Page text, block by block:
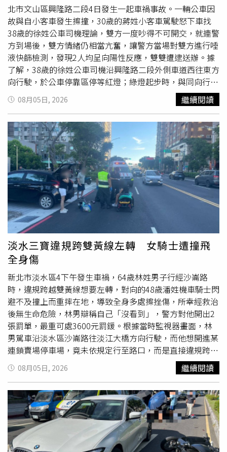
北市文山區興隆路二段4日發生一起車禍事故。一輛公車因
故與自小客車發生擦撞，30歲的蔣姓小客車駕駛怒下車找
38歲的徐姓公車司機理論，雙方一度吵得不可開交，就連警
方到場後，雙方情緒仍相當亢奮，讓警方當場對雙方進行唾
液快篩檢測，發現2人均呈向陽性反應，雙雙遭逮送辦。據
了解，38歲的徐姓公車司機沿興隆路二段外側車道西往東方
向行駛，於公車停靠區停等紅燈；綠燈起步時，與同向行駛
由30歲蔣姓男子駕駛的自小客車發生碰撞，蔣男見狀立即下
車找徐男理論，雙方直接在大街上大吵，就連警方到場後仍
無法停下對罵，讓警方察覺有異，對雙方駕駛實施毒品唾液
快篩，結果均呈現陽性反應。警方後續也依法扣車扣牌，全
案將依涉嫌違反公共危險罪移送台北地檢署偵辦。據悉，該
名公車司機自稱為服用4種減肥藥與保健食品，疑似因此才
會導致唾液快篩呈現陽性反應；而蔣男則為無照駕駛，並有
多項毒品前科，其事後也拒絕承認也吸毒情形，至於是否有
毒駕行為仍有待尿液檢測報告出爐確認。文山二分局呼籲，
毒品不僅嚴重危害身心健康，更會影響駕駛人的判斷力、反
應力與專注力，極易引發重大交通事故，嚴重威脅自身及其
他用路人生命安全。警方將持續強化毒品查緝，並對毒駕、
酒駕等危險駕駛行為採取零容忍態度，嚴格執法以維護道路
交通秩序與市民安全。
08月05日, 2026 繼續閱讀
淡水三寶違規跨雙黃線左轉 女騎士遭撞飛
全身傷
新北市淡水區4下午發生車禍，64歲林姓男子行經沙崙路
時，違規跨越雙黃線想要左轉，對向的48歲潘姓機車騎士閃
避不及撞上而重摔在地，導致全身多處擦挫傷，所幸經救治
後無生命危險，林男辯稱自己「沒看到」，警方對他開出2
張罰單，最重可處3600元罰鍰。根據當時監視器畫面，林
男駕車沿淡水區沙崙路往淡江大橋方向行駛，而他想開進某
連鎖賣場停車場，竟未依規定行至路口，而是直接違規跨越
雙黃線強行左轉。對向車道的潘姓女騎士閃避不及而撞上林
男車輛，潘女重摔倒地，導致全身多處擦挫傷，更險些波及
後方的2名自行車騎士，救護車趕抵後連忙為潘女緊急包紮
並送醫救治，所幸經急救後已無生命危險。警方調查確認雙
方沒有毒駕和酒駕，林男則辯稱自己「沒看到」，警方針對
林男轉彎車未禮讓直行車及跨越雙黃線部分，將依《道路交
通管理處罰條例》第48條第6項「轉彎車不讓直行車先行」
及第60條第2項第3款「不遵守道路交通標誌、標線、號誌
08月05日, 2026 繼續閱讀